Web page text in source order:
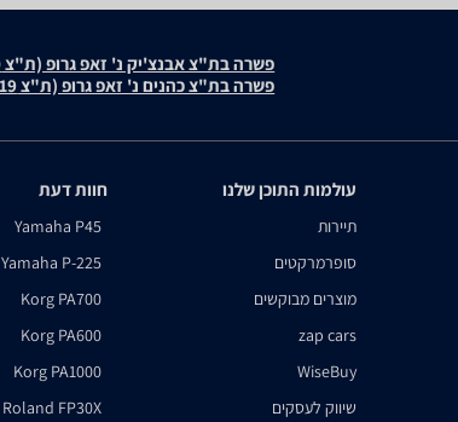
פשרה בת"צ אבנצ'יק נ' זאפ גרופ (ת"צ 23008-08-20)
פשרה בת"צ כהנים נ' זאפ גרופ (ת"צ 60371-12-19)
עולמות התוכן שלנו
תיירות
סופרמרקטים
מוצרים מבוקשים
zap cars
WiseBuy
שיווק לעסקים
חוות דעת
Yamaha P45
Yamaha P-225
Korg PA700
Korg PA600
Korg PA1000
Roland FP30X